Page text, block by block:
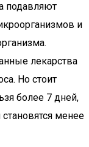
подавляют
и
лекарства
Но стоит
более 7 дней,
менее